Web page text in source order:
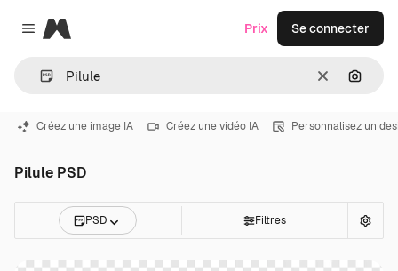
Close menu
Magnific
Effacer
Prix Se connecter
Créez une image IA Créez une vidéo IA Personnalisez un
Pilule PSD
PSD Filtres